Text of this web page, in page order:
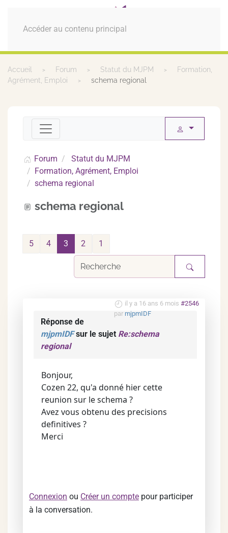
Accéder au contenu principal
MENU
Accueil Forum Statut du MJPM
Formation,
Agrément, Emploi
schema regional
Forum
Statut du MJPM
Formation, Agrément, Emploi
schema regional
schema regional
1
2
3
4
5
il y a 16 ans 6 mois #2546
par mjpmIDF
Réponse de
mjpmIDFsur le sujet Re:schema
regional
Bonjour,
Cozen 22, qu'a donné hier cette
reunion sur le schema ?
Avez vous obtenu des precisions
definitives ?
Merci
Connexion ou Créer un compte pour participer
à la conversation.